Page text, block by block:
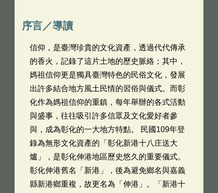
序言／導讀
信仰，是臺灣珍貴的文化資產，透過代代傳承
的香火，記錄了這片土地的歷史脈絡；其中，
媽祖信仰更是獨具臺灣特色的民俗文化，發展
出許多結合地方風土民情的習俗與儀式。而彰
化作為媽祖信仰的重鎮，每年舉辦的各式活動
與盛事，往往吸引許多信眾及文化愛好者參
與，成為彰化的一大地方特點。 民國109年登
錄為無形文化資產的「彰化新港十八庄送大
爐」，是彰化伸港地區歷史悠久的重要儀式。
彰化伸港舊名「新港」，後為避免鄉名與嘉義
縣新港鄉重複，故更名為「伸港」。「新港十